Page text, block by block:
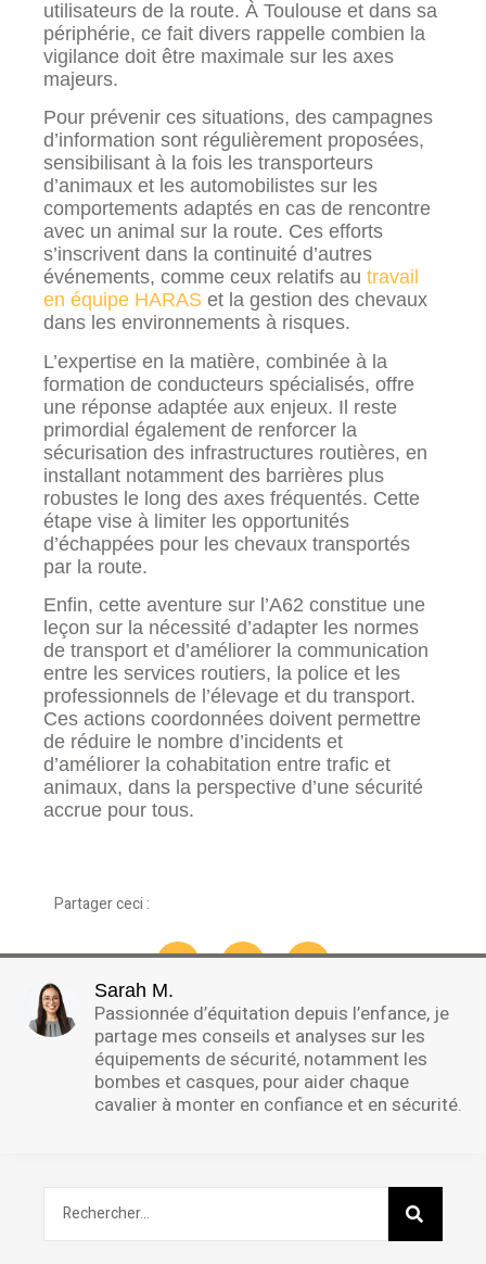
utilisateurs de la route. À Toulouse et dans sa
périphérie, ce fait divers rappelle combien la
vigilance doit être maximale sur les axes
majeurs.
Pour prévenir ces situations, des campagnes
d’information sont régulièrement proposées,
sensibilisant à la fois les transporteurs
d’animaux et les automobilistes sur les
comportements adaptés en cas de rencontre
avec un animal sur la route. Ces efforts
s’inscrivent dans la continuité d’autres
événements, comme ceux relatifs au travail
en équipe HARAS et la gestion des chevaux
dans les environnements à risques.
L’expertise en la matière, combinée à la
formation de conducteurs spécialisés, offre
une réponse adaptée aux enjeux. Il reste
primordial également de renforcer la
sécurisation des infrastructures routières, en
installant notamment des barrières plus
robustes le long des axes fréquentés. Cette
étape vise à limiter les opportunités
d’échappées pour les chevaux transportés
par la route.
Enfin, cette aventure sur l’A62 constitue une
leçon sur la nécessité d’adapter les normes
de transport et d’améliorer la communication
entre les services routiers, la police et les
professionnels de l’élevage et du transport.
Ces actions coordonnées doivent permettre
de réduire le nombre d’incidents et
d’améliorer la cohabitation entre trafic et
animaux, dans la perspective d’une sécurité
accrue pour tous.
Partager ceci :
Sarah M.
Passionnée d’équitation depuis l’enfance, je
partage mes conseils et analyses sur les
équipements de sécurité, notamment les
bombes et casques, pour aider chaque
cavalier à monter en confiance et en sécurité.